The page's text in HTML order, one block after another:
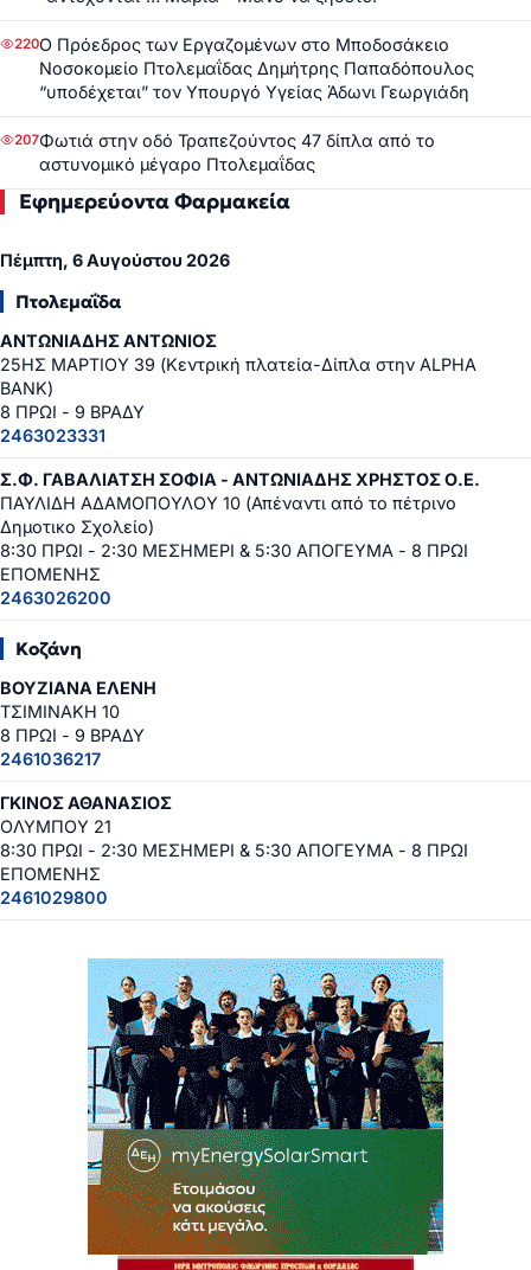
220Ο Πρόεδρος των Εργαζομένων στο Μποδοσάκειο
Νοσοκομείο Πτολεμαΐδας Δημήτρης Παπαδόπουλος
“υποδέχεται” τον Υπουργό Υγείας Άδωνι Γεωργιάδη
207Φωτιά στην οδό Τραπεζούντος 47 δίπλα από το
αστυνομικό μέγαρο Πτολεμαΐδας
Εφημερεύοντα Φαρμακεία
Πέμπτη, 6 Αυγούστου 2026
Πτολεμαΐδα
ΑΝΤΩΝΙΑΔΗΣ ΑΝΤΩΝΙΟΣ
25ΗΣ ΜΑΡΤΙΟΥ 39 (Κεντρική πλατεία-Δίπλα στην ALPHA
BANK)
8 ΠΡΩΙ - 9 ΒΡΑΔΥ
2463023331
Σ.Φ. ΓΑΒΑΛΙΑΤΣΗ ΣΟΦΙΑ - ΑΝΤΩΝΙΑΔΗΣ ΧΡΗΣΤΟΣ Ο.Ε.
ΠΑΥΛΙΔΗ ΑΔΑΜΟΠΟΥΛΟΥ 10 (Απέναντι από το πέτρινο
Δημοτικο Σχολείο)
8:30 ΠΡΩΙ - 2:30 ΜΕΣΗΜΕΡΙ & 5:30 ΑΠΟΓΕΥΜΑ - 8 ΠΡΩΙ
ΕΠΟΜΕΝΗΣ
2463026200
Κοζάνη
ΒΟΥΖΙΑΝΑ ΕΛΕΝΗ
ΤΣΙΜΙΝΑΚΗ 10
8 ΠΡΩΙ - 9 ΒΡΑΔΥ
2461036217
ΓΚΙΝΟΣ ΑΘΑΝΑΣΙΟΣ
ΟΛΥΜΠΟΥ 21
8:30 ΠΡΩΙ - 2:30 ΜΕΣΗΜΕΡΙ & 5:30 ΑΠΟΓΕΥΜΑ - 8 ΠΡΩΙ
ΕΠΟΜΕΝΗΣ
2461029800